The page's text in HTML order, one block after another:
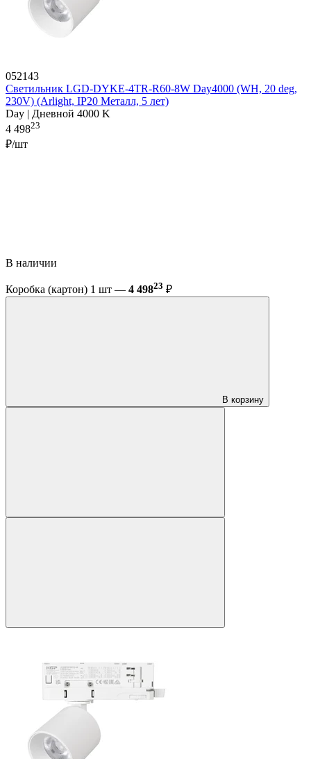
052143
Светильник LGD-DYKE-4TR-R60-8W Day4000 (WH, 20 deg,
230V) (Arlight, IP20 Металл, 5 лет)
Day | Дневной 4000 K
4 49823
₽/шт
В наличии
Коробка (картон) 1 шт — 4 49823 ₽
В корзину